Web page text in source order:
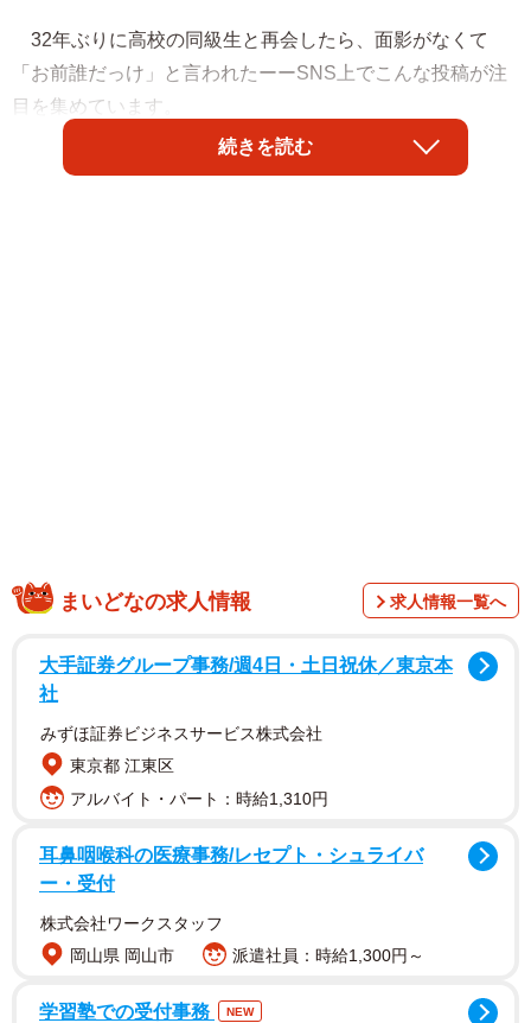
32年ぶりに高校の同級生と再会したら、面影がなくて
「お前誰だっけ」と言われたーーSNS上でこんな投稿が注
目を集めています。
投稿したのは岩下大介さん（@iwashita_furoya）。スー
岩下さんは自身のSNSに、「先週、東京に住んでいる高
校の同級生数人と本当に32年ぶりに集まったのだが、普通
に高校の時のノリで話しているつもりなのが『ところでお
前誰だっけ』と言われて、名乗ったら『違いすぎる』とビ
ックリされた。そんなに違うのかな？」と投稿。高校の卒
業アルバムの写真と、50歳になった近影を並べて公開する
います。
続きを読む
まいどなの求人情報 求人情報一覧へ
大手証券グループ事務/週4日・土日祝休／東京本
社
みずほ証券ビジネスサービス株式会社
東京都 江東区
アルバイト・パート：時給1,310円
耳鼻咽喉科の医療事務/レセプト・シュライバ
ー・受付
株式会社ワークスタッフ
岡山県 岡山市
派遣社員：時給1,300円～
学習塾での受付事務 NEW